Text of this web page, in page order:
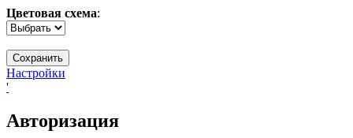
Цветовая схема:
Настройки
'
Авторизация